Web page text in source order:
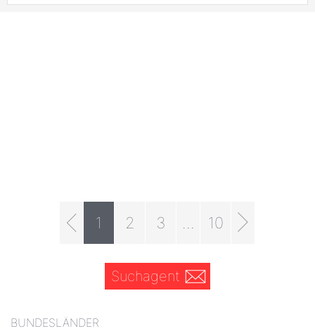
1 2 3 10
Suchagent
BUNDESLÄNDER